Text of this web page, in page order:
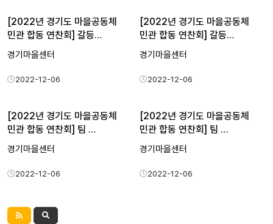
[2022년 경기도 마을공동체
민관 합동 연찬회] 갈등…
경기마을센터
2022-12-06
[2022년 경기도 마을공동체
민관 합동 연찬회] 갈등…
경기마을센터
2022-12-06
[2022년 경기도 마을공동체
민관 합동 연찬회] 팀 …
경기마을센터
2022-12-06
[2022년 경기도 마을공동체
민관 합동 연찬회] 팀 …
경기마을센터
2022-12-06